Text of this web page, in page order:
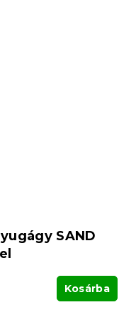
SAND
Kosárba